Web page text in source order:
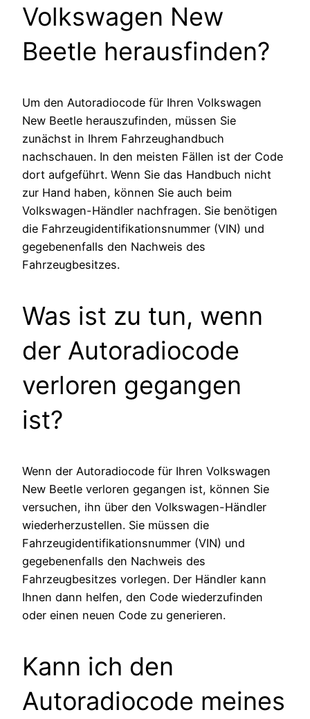
Volkswagen New
Beetle herausfinden?
Um den Autoradiocode für Ihren Volkswagen
New Beetle herauszufinden, müssen Sie
zunächst in Ihrem Fahrzeughandbuch
nachschauen. In den meisten Fällen ist der Code
dort aufgeführt. Wenn Sie das Handbuch nicht
zur Hand haben, können Sie auch beim
Volkswagen-Händler nachfragen. Sie benötigen
die Fahrzeugidentifikationsnummer (VIN) und
gegebenenfalls den Nachweis des
Fahrzeugbesitzes.
Was ist zu tun, wenn
der Autoradiocode
verloren gegangen
ist?
Wenn der Autoradiocode für Ihren Volkswagen
New Beetle verloren gegangen ist, können Sie
versuchen, ihn über den Volkswagen-Händler
wiederherzustellen. Sie müssen die
Fahrzeugidentifikationsnummer (VIN) und
gegebenenfalls den Nachweis des
Fahrzeugbesitzes vorlegen. Der Händler kann
Ihnen dann helfen, den Code wiederzufinden
oder einen neuen Code zu generieren.
Kann ich den
Autoradiocode meines